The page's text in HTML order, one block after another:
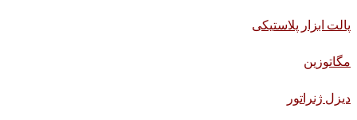
پالت ابزار پلاستیکی
مگاتوزین
دیزل ژنراتور